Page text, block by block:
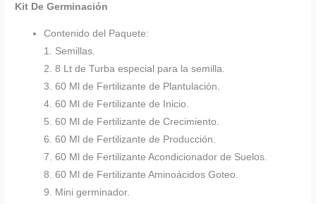
Kit De Germinación
Contenido del Paquete:
1. Semillas.
2. 8 Lt de Turba especial para la semilla.
3. 60 Ml de Fertilizante de Plantulación.
4. 60 Ml de Fertilizante de Inicio.
5. 60 Ml de Fertilizante de Crecimiento.
6. 60 Ml de Fertilizante de Producción.
7. 60 Ml de Fertilizante Acondicionador de Suelos.
8. 60 Ml de Fertilizante Aminoácidos Goteo.
9. Mini germinador.